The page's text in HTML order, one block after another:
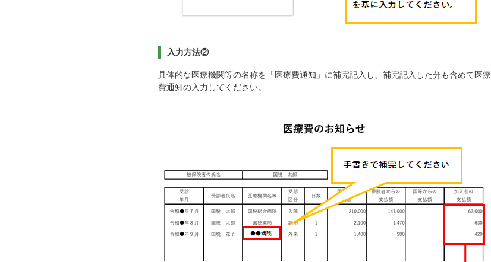
入力方法②
具体的な医療機関等の名称を「医療費通知」に補完記入し、補完記入した分も含めて医療
費通知の入力してください。